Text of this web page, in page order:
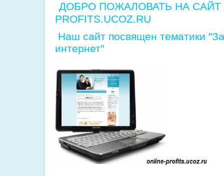
ДОБРО ПОЖАЛОВАТЬ НА САЙТ
PROFITS.UCOZ.RU
Наш сайт посвящен тематики
интернет"